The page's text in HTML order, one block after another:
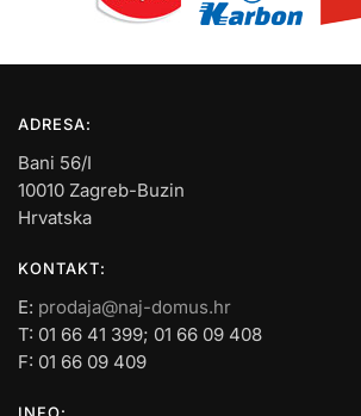
ADRESA:
Bani 56/I
10010 Zagreb-Buzin
Hrvatska
KONTAKT:
E: prodaja@naj-domus.hr
T: 01 66 41 399; 01 66 09 408
F: 01 66 09 409